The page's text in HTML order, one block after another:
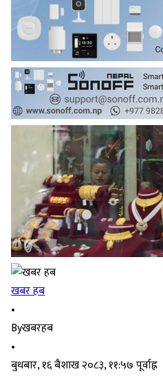
खबर हब
•
Byखबरहब
•
बुधबार, १६ बैशाख २०८३, ११:५७ पूर्वाह्न